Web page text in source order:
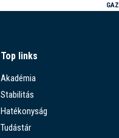
Top links
Akadémia
Stabilitás
Hatékonyság
Tudástár